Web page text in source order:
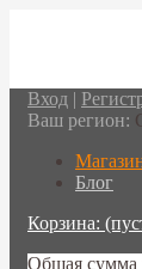
Вход |
Ваш регион:
Блог
Корзина:
Общая сумма